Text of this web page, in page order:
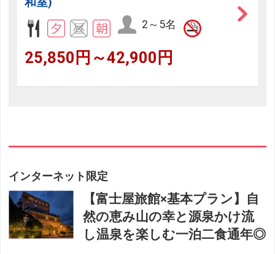
2～5名
25,850円～42,900円
インターネット限定
【富士屋旅館×基本プラン】自
然の恵み山の幸と源泉かけ流
し温泉を楽しむ一泊二食通年◎